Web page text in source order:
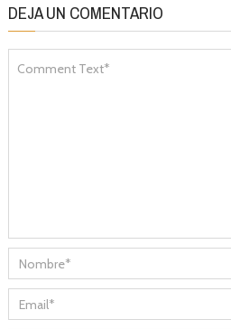
DEJA UN COMENTARIO